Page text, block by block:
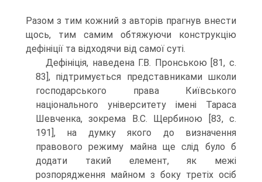
Разом з тим кожний з авторів прагнув внести
щось, тим самим обтяжуючи конструкцію
дефініції та відходячи від самої суті.
Дефініція, наведена Г.В. Пронською [81, с.
83], підтримується представниками школи
господар­ського права Київського
національного університету імені Тараса
Шевченка, зокрема В.С. Щербиною [83, с.
191], на думку якого до визначення
правового режи­му майна ще слід було б
додати такий елемент, як межі
розпорядження майном з боку третіх осіб